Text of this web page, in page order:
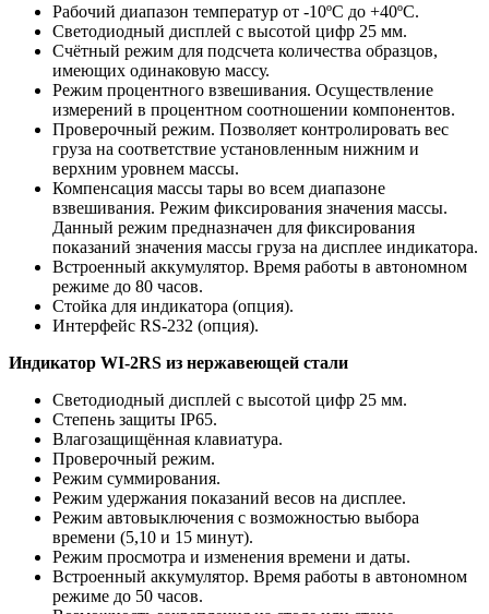
Рабочий диапазон температур от -10ºС до +40ºС.
Светодиодный дисплей с высотой цифр 25 мм.
Счётный режим для подсчета количества образцов,
имеющих одинаковую массу.
Режим процентного взвешивания. Осуществление
измерений в процентном соотношении компонентов.
Проверочный режим. Позволяет контролировать вес
груза на соответствие установленным нижним и
верхним уровнем массы.
Компенсация массы тары во всем диапазоне
взвешивания. Режим фиксирования значения массы.
Данный режим предназначен для фиксирования
показаний значения массы груза на дисплее индикатора.
Встроенный аккумулятор. Время работы в автономном
режиме до 80 часов.
Стойка для индикатора (опция).
Интерфейс RS-232 (опция).
Индикатор WI-2RS из нержавеющей стали
Светодиодный дисплей с высотой цифр 25 мм.
Степень защиты IP65.
Влагозащищённая клавиатура.
Проверочный режим.
Режим суммирования.
Режим удержания показаний весов на дисплее.
Режим автовыключения с возможностью выбора
времени (5,10 и 15 минут).
Режим просмотра и изменения времени и даты.
Встроенный аккумулятор. Время работы в автономном
режиме до 50 часов.